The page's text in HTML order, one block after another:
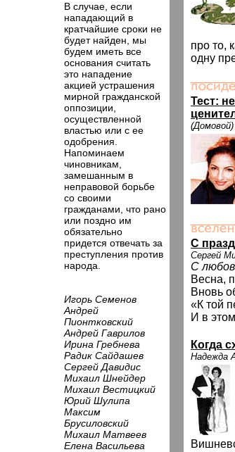
В случае, если
нападающий в
кратчайшие сроки не
будет найден, мы
будем иметь все
основания считать
это нападение
акцией устрашения
мирной гражданской
оппозиции,
осуществленной
властью или с ее
одобрения.
Напоминаем
чиновникам,
замешанным в
неправовой борьбе
со своими
гражданами, что рано
или поздно им
обязательно
придется отвечать за
преступления против
народа.
Игорь Семенов
Андрей
Пионтковский
Андрей Гаврилов
Ирина Гребнева
Радик Сайдашев
Сергей Давидис
Михаил Шнейдер
Михаил Вестицкий
Юрий Шулипа
Максим
Брусиловский
Михаил Матвеев
Елена Васильева
про то,
одну
Тест:
(Домовой)
C
Сергей
С
Весна,
Вновь
«К той
И в
Когда
Надежда